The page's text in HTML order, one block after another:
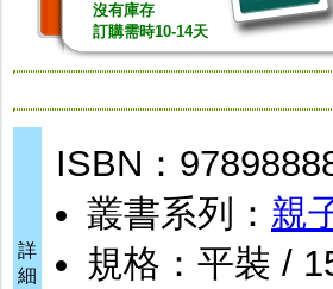
沒有庫存
訂購需時10-14天
詳
細
ISBN：
叢書系列： 親
規格：平裝 /